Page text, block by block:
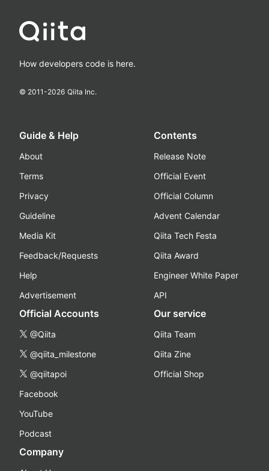
How developers code is here.
© 2011-2026 Qiita Inc.
Guide & Help
About
Terms
Privacy
Guideline
Media Kit
Feedback/Requests
Help
Advertisement
Contents
Release Note
Official Event
Official Column
Advent Calendar
Qiita Tech Festa
Qiita Award
Engineer White Paper
API
Official Accounts
@Qiita
@qiita_milestone
@qiitapoi
Facebook
YouTube
Podcast
Our service
Qiita Team
Qiita Zine
Official Shop
Company